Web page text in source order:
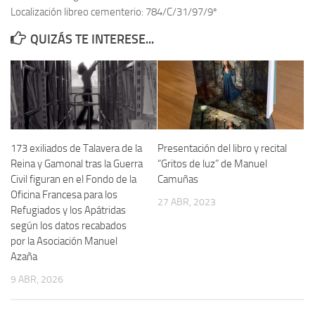
Memoria Histórica
Investigación previa de la represión en Talavera de la Reina (1937-
1947).
Informe Represión en Toledo 1936-1947 | Buscador
Informe de la fosa de abril de 1939 de Tembleque
Militantes históricos IR
Personajes republicanos
Izquierda Republicana. Agrupaciones y Militantes (1934-1939)
Localización libreo cementerio: 784/C/31/97/9º
QUIZÁS TE INTERESE...
173 exiliados de Talavera de la
Reina y Gamonal tras la Guerra
Civil figuran en el Fondo de la
Oficina Francesa para los
Refugiados y los Apátridas
según los datos recabados
por la Asociación Manuel
Azaña
9 ABR, 2026
Presentación del libro y recital
“Gritos de luz” de Manuel
Camuñas
27 ABR, 2023